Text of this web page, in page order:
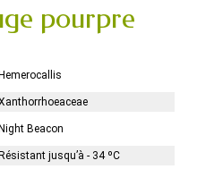
pourpre
Beacon
jusqu’à - 34 ºC